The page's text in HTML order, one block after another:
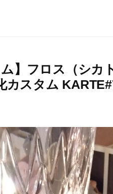
ム】フロス（シ
カスタム